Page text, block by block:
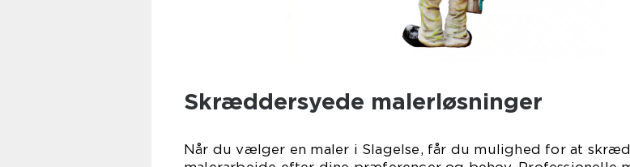
Skræddersyede malerløsninger
Når du vælger en maler i Slagelse, får du mulighed for at